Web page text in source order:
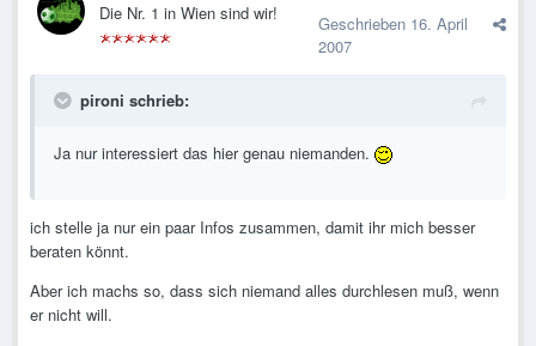
Die Nr. 1 in Wien sind wir! Geschrieben 16. April
2007
pironi schrieb:
Ja nur interessiert das hier genau niemanden.
ich stelle ja nur ein paar Infos zusammen, damit ihr mich besser
beraten könnt.
Aber ich machs so, dass sich niemand alles durchlesen muß, wenn
er nicht will.